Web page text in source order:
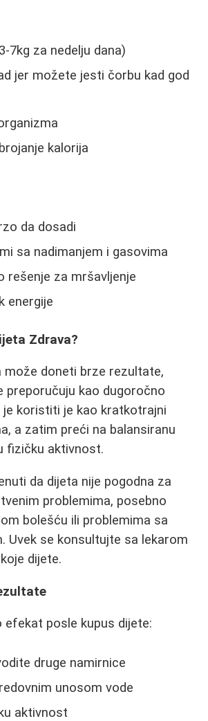
7kg za nedelju dana)
jer možete jesti čorbu kad god
kalorija
da dosadi
sa nadimanjem i gasovima
rešenje za mršavljenje
energije
Zdrava?
može doneti brze rezultate,
preporučuju kao dugoročno
je koristiti je kao kratkotrajni
a zatim preći na balansiranu
fizičku aktivnost.
da dijeta nije pogodna za
problemima, posebno
bolešću ili problemima sa
Uvek se konsultujte sa lekarom
dijete.
efekat posle kupus dijete:
druge namirnice
unosom vode
aktivnost